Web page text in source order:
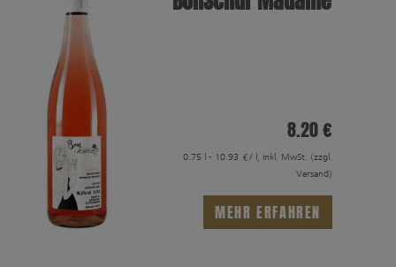
8.20 €
0.75 l - 10.93 €/ l, inkl. MwSt. (zzgl.
Versand)
MEHR ERFAHREN